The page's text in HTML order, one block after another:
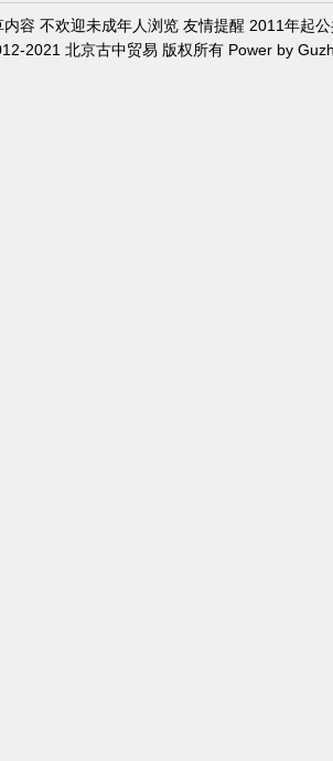
容 不欢迎未成年人浏览 友情提醒 2011年起
2021 北京古中贸易 版权所有 Power by